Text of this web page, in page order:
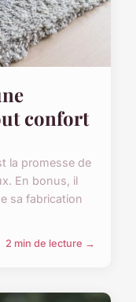
confort
la promesse de
En bonus, il
sa fabrication
2 min de lecture →